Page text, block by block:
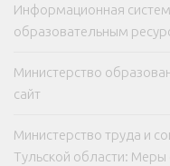
Информационная
образовательным
Министерство
сайт
Министерство труда и
Тульской области: